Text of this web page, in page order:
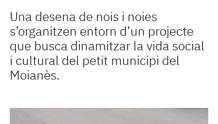
Una desena de nois i noies
s’organitzen entorn d’un projecte
que busca dinamitzar la vida social
i cultural del petit municipi del
Moianès.